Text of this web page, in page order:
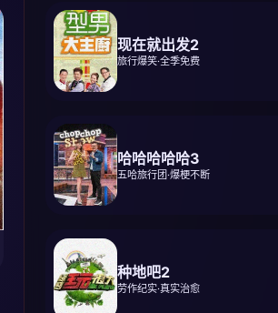
现在就出发2
旅行爆笑·全季免费
哈哈哈哈哈3
五哈旅行团·爆梗不断
种地吧2
劳作纪实·真实治愈